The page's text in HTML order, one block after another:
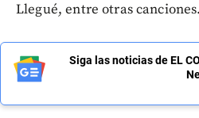
Llegué, entre otras canciones.
Siga las noticias de EL